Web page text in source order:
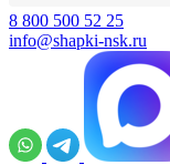
8 800 500 52 25
info@shapki-nsk.ru